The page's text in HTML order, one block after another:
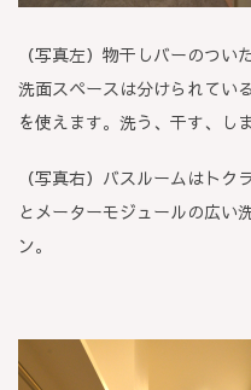
（写真左）物干しバーのつ
洗面スペースは分けられてい
を使えます。洗う、干す、し
（写真右）バスルームはト
とメーターモジュールの広い
ン。